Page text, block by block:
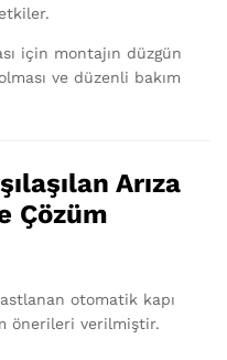
için montajın düzgün
ve düzenli bakım
Arıza
Çözüm
otomatik kapı
önerileri verilmiştir.